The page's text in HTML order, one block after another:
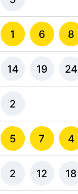
1 6 8
14 19 24
2
5 7 4
2 12 18